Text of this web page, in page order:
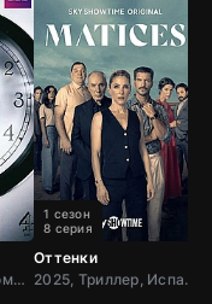
2009, Фэнтези, Комедия, Зарубежный, Драма, Канада
Оттенки
2025, Триллер, Испания
1 сезон
8 серия